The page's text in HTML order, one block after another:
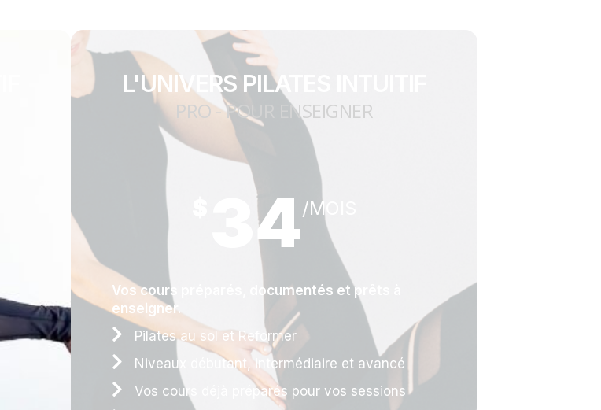
L'UNIVERS PILATES INTUITIF
PRO - POUR ENSEIGNER
34/MOIS
Vos cours préparés, documentés et prêts à
enseigner.
Pilates au sol et Reformer
Niveaux débutant, intermédiaire et avancé
Vos cours déjà préparés pour vos sessions